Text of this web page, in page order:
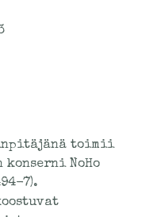
toimii
NoHo
7).